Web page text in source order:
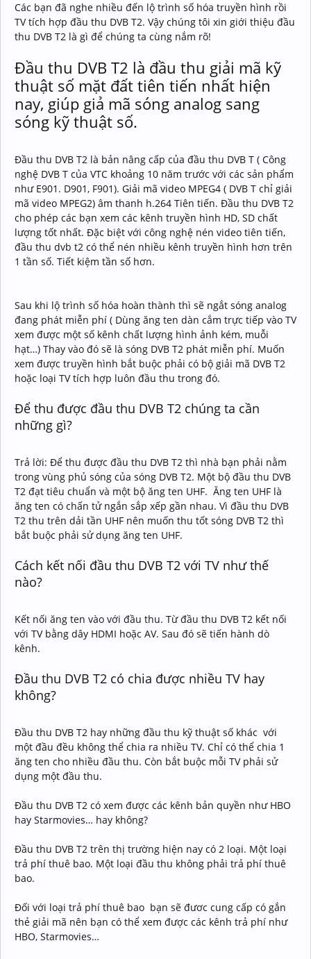
Các bạn đã nghe nhiều đến lộ trình số hóa truyền hình rồi
TV tích hợp đầu thu DVB T2. Vậy chúng tôi xin giới thiệu đầu
thu DVB T2 là gì để chúng ta cùng nắm rõ!
Đầu thu DVB T2 là đầu thu giải mã kỹ
thuật số mặt đất tiên tiến nhất hiện
nay, giúp giả mã sóng analog sang
sóng kỹ thuật số.
Đầu thu DVB T2 là bản nâng cấp của đầu thu DVB T ( Công
nghệ DVB T của VTC khoảng 10 năm trước với các sản phẩm
như E901. D901, F901). Giải mã video MPEG4 ( DVB T chỉ giải
mã video MPEG2) âm thanh h.264 Tiên tiến. Đầu thu DVB T2
cho phép các bạn xem các kênh truyền hình HD, SD chất
lượng tốt nhất. Đặc biệt với công nghệ nén video tiên tiến,
đầu thu dvb t2 có thể nén nhiều kênh truyền hình hơn trên
1 tần số. Tiết kiệm tần số hơn.
Sau khi lộ trình số hóa hoàn thành thì sẽ ngắt sóng analog
đang phát miễn phí ( Dùng ăng ten dàn cắm trực tiếp vào TV
xem được một số kênh chất lượng hình ảnh kém, muỗi
hạt…) Thay vào đó sẽ là sóng DVB T2 phát miễn phí. Muốn
xem được truyền hình bắt buộc phải có bộ giải mã DVB T2
hoặc loại TV tích hợp luôn đầu thu trong đó.
Để thu được đầu thu DVB T2 chúng ta cần
những gì?
Trả lời: Để thu được đầu thu DVB T2 thì nhà bạn phải nằm
trong vùng phủ sóng của sóng DVB T2. Một bộ đầu thu DVB
T2 đạt tiêu chuẩn và một bộ ăng ten UHF. Ăng ten UHF là
ăng ten có chấn tử ngắn sắp xếp gần nhau. Vì đầu thu DVB
T2 thu trên dải tần UHF nên muốn thu tốt sóng DVB T2 thì
bắt buộc phải sử dụng ăng ten UHF.
Cách kết nối đầu thu DVB T2 với TV như thế
nào?
Kết nối ăng ten vào với đầu thu. Từ đầu thu DVB T2 kết nối
với TV bằng dây HDMI hoặc AV. Sau đó sẽ tiến hành dò
kênh.
Đầu thu DVB T2 có chia được nhiều TV hay
không?
Đầu thu DVB T2 hay những đầu thu kỹ thuật số khác với
một đầu đều không thể chia ra nhiều TV. Chỉ có thể chia 1
ăng ten cho nhiều đầu thu. Còn bắt buộc mỗi TV phải sử
dụng một đầu thu.
Đầu thu DVB T2 có xem được các kênh bản quyền như HBO
hay Starmovies… hay không?
Đầu thu DVB T2 trên thị trường hiện nay có 2 loại. Một loại
trả phí thuê bao. Một loại đầu thu không phải trả phí thuê
bao.
Đối với loại trả phí thuê bao bạn sẽ đươc cung cấp có gắn
thẻ giải mã nên bạn có thể xem được các kênh trả phí như
HBO, Starmovies…